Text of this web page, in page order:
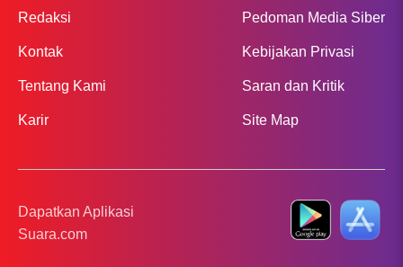
Redaksi
Kontak
Tentang Kami
Karir
Pedoman Media Siber
Kebijakan Privasi
Saran dan Kritik
Site Map
Dapatkan Aplikasi
Suara.com